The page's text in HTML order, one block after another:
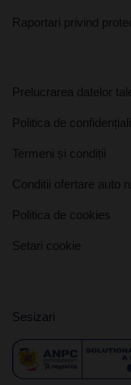
Raportari privind
Prelucrarea datelor
Politica de
Termeni și condiții
Conditii ofertare auto
Politica de cookies
Setari cookie
Sesizari